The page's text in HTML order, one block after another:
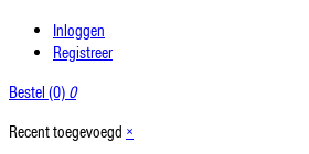
Inloggen
Registreer
Bestel (0) 0
Recent toegevoegd ×